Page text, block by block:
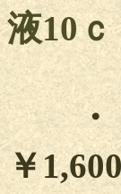
液10
￥